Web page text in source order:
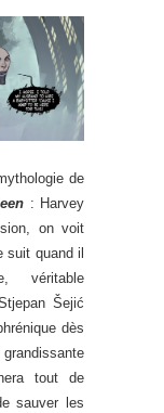
de
: Harvey
on voit
suit quand il
véritable
Šejić
dès
tout de
sauver les